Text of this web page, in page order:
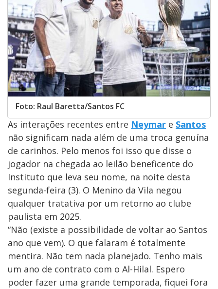
Foto: Raul Baretta/Santos FC
As interações recentes entre Neymar e Santos
não significam nada além de uma troca genuína
de carinhos. Pelo menos foi isso que disse o
jogador na chegada ao leilão beneficente do
Instituto que leva seu nome, na noite desta
segunda-feira (3). O Menino da Vila negou
qualquer tratativa por um retorno ao clube
paulista em 2025.
“Não (existe a possibilidade de voltar ao Santos
ano que vem). O que falaram é totalmente
mentira. Não tem nada planejado. Tenho mais
um ano de contrato com o Al-Hilal. Espero
poder fazer uma grande temporada, fiquei fora